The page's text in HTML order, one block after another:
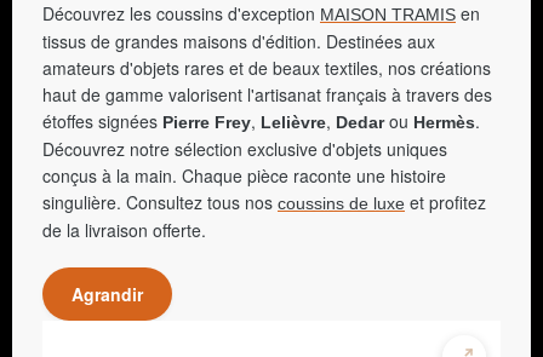
Découvrez les coussins d'exception MAISON TRAMIS en
tissus de grandes maisons d'édition. Destinées aux
amateurs d'objets rares et de beaux textiles, nos créations
haut de gamme valorisent l'artisanat français à travers des
étoffes signées Pierre Frey, Lelièvre, Dedarou Hermès.
Découvrez notre sélection exclusive d'objets uniques
conçus à la main. Chaque pièce raconte une histoire
singulière. Consultez tous nos coussins de luxe et profitez
de la livraison offerte.
Agrandir